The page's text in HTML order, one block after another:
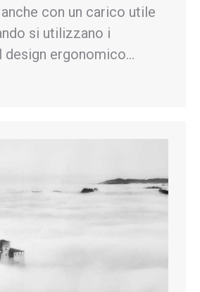
con un carico utile
si utilizzano i
ergonomico…